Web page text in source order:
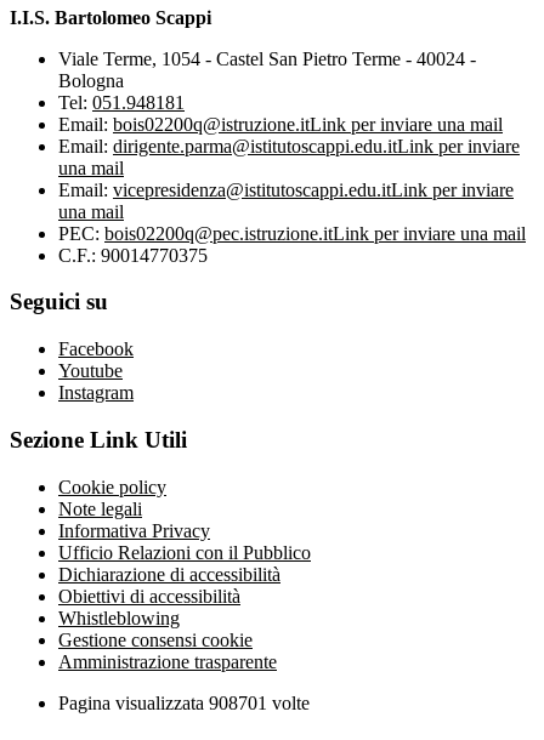
I.I.S. Bartolomeo Scappi
Viale Terme, 1054 - Castel San Pietro Terme - 40024 -
Bologna
Tel: 051.948181
Email: bois02200q@istruzione.itLink per inviare una mail
Email: dirigente.parma@istitutoscappi.edu.itLink per inviare
una mail
Email: vicepresidenza@istitutoscappi.edu.itLink per inviare
una mail
PEC: bois02200q@pec.istruzione.itLink per inviare una mail
C.F.: 90014770375
Seguici su
Facebook
Youtube
Instagram
Sezione Link Utili
Cookie policy
Note legali
Informativa Privacy
Ufficio Relazioni con il Pubblico
Dichiarazione di accessibilità
Obiettivi di accessibilità
Whistleblowing
Gestione consensi cookie
Amministrazione trasparente
Pagina visualizzata 908701 volte